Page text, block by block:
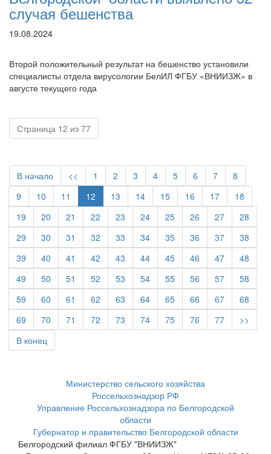
случая бешенства
19.08.2024
Второй положительный результат на бешенство установили
специалисты отдела вирусологии БелИЛ ФГБУ «ВНИИЗЖ» в
августе текущего года
Страница 12 из 77
В начало << 1 2 3 4 5 6 7
8
9
10 11 12 13 14 15 16 17
18
19
20 21 22 23 24 25 26 27
28
29
30 31 32 33 34 35 36 37
38
39
40 41 42 43 44 45 46 47
48
49
50 51 52 53 54 55 56 57
58
59
60 61 62 63 64 65 66 67
68
69
70 71 72 73 74 75 76 77
>>
В конец
Министерство сельского хозяйства
Россельхознадзор РФ
Управление Россельхознадзора по Белгородской
области
Губернатор и правительство Белгородской области
Белгородский филиал ФГБУ "ВНИИЗЖ"